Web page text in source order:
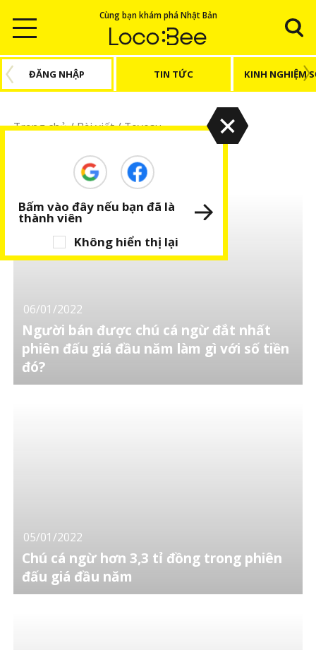
Cùng bạn khám phá Nhật Bản
ĐĂNG NHẬP TIN TỨC KINH NGHIỆM
Trang chủ/Bài viết/Toyosu
Toyosu
06/01/2022
Người bán được chú cá ngừ đắt nhất
phiên đấu giá đầu năm làm gì với số tiền
đó?
05/01/2022
Chú cá ngừ hơn 3,3 tỉ đồng trong phiên
đấu giá đầu năm
Không hiển thị lại
Bấm vào đây nếu bạn đã là
thành viên